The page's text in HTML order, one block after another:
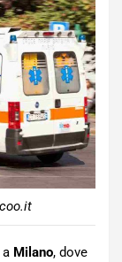
Milano, dove